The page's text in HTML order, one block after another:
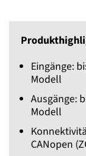
Eingänge:
Modell
Ausgänge:
Modell
CANopen